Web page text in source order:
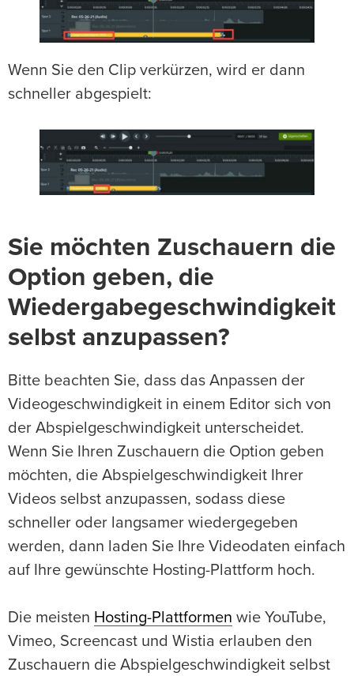
Wenn Sie den Clip verkürzen, wird er dann
schneller abgespielt:
Sie möchten Zuschauern die
Option geben, die
Wiedergabegeschwindigkeit
selbst anzupassen?
Bitte beachten Sie, dass das Anpassen der
Videogeschwindigkeit in einem Editor sich von
der Abspielgeschwindigkeit unterscheidet.
Wenn Sie Ihren Zuschauern die Option geben
möchten, die Abspielgeschwindigkeit Ihrer
Videos selbst anzupassen, sodass diese
schneller oder langsamer wiedergegeben
werden, dann laden Sie Ihre Videodaten einfach
auf Ihre gewünschte Hosting-Plattform hoch.
Die meisten Hosting-Plattformen wie YouTube,
Vimeo, Screencast und Wistia erlauben den
Zuschauern die Abspielgeschwindigkeit selbst